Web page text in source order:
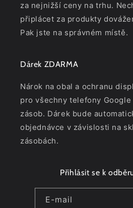
za nejnižší ceny na trhu.
připlácet za produkty
Pak jste na správném místě.
Dárek ZDARMA
Nárok na obal a ochranu
pro všechny telefony
zásob. Dárek bude
objednávce v závislosti na
zásobách.
Přihlásit se k
E-mail